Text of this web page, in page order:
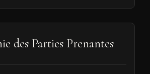
des Parties Prenantes